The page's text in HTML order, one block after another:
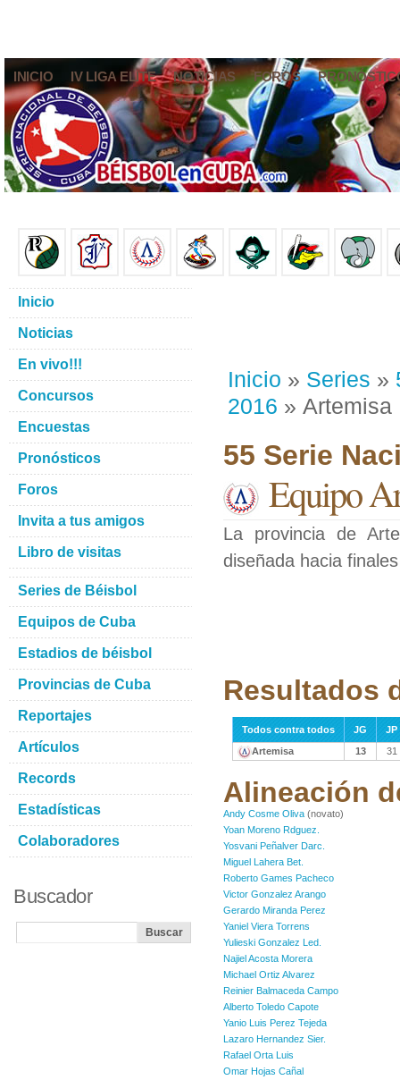
INICIO IV LIGA ELITE NOTICIAS FOROS
Inicio » Series »
2016 » Artemisa
55 Serie
Equipo
La provincia de
diseñada hacia
Resultados
Todos contra todos JG
JP
Artemisa
13 31
Alineación
Andy Cosme Oliva (novato)
Yoan Moreno Rdguez.
Yosvani Peñalver Darc.
Miguel Lahera Bet.
Roberto Games Pacheco
Victor Gonzalez Arango
Gerardo Miranda Perez
Yaniel Viera Torrens
Yulieski Gonzalez Led.
Najiel Acosta Morera
Michael Ortiz Alvarez
Reinier Balmaceda Campo
Alberto Toledo Capote
Yanio Luis Perez Tejeda
Lazaro Hernandez Sier.
Rafael Orta Luis
Omar Hojas Cañal
Inicio
Noticias
En vivo!!!
Concursos
Encuestas
Pronósticos
Foros
Invita a tus amigos
Libro de visitas
Series de Béisbol
Equipos de Cuba
Estadios de béisbol
Provincias de Cuba
Reportajes
Artículos
Records
Estadísticas
Colaboradores
Buscador